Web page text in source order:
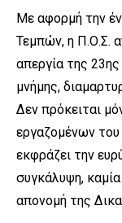
Με αφορμή την
Τεμπών, η Π.Ο.Σ.
απεργία της
μνήμης,
Δεν πρόκειται
εργαζομένων του
εκφράζει την
συγκάλυψη,
απονομή της